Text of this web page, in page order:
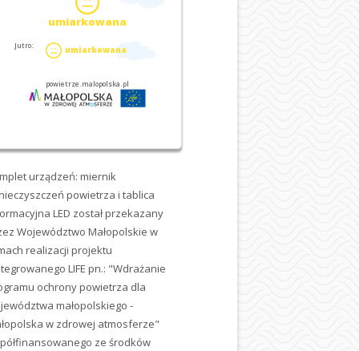
urządzeń: miernik
powietrza i tablica
LED został przekazany
Województwo Małopolskie w
realizacji projektu
LIFE pn.: "Wdrażanie
ochrony powietrza dla
małopolskiego -
w zdrowej atmosferze"
ze środków